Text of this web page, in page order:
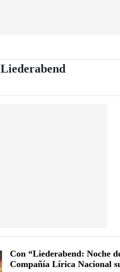
Liederabend-
Con “Liederabend: Noche
Compañía Lírica Nacional